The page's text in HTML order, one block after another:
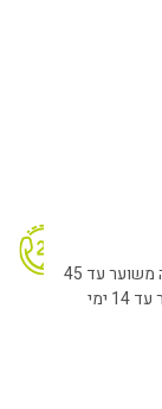
זמני אספקה - כל מוצר שלא נמצא במלאי זמן אספקה משוער עד 45
ימי עסקים. כל מוצר הנמצא במלאי זמן אספקה משוער עד 14 ימי